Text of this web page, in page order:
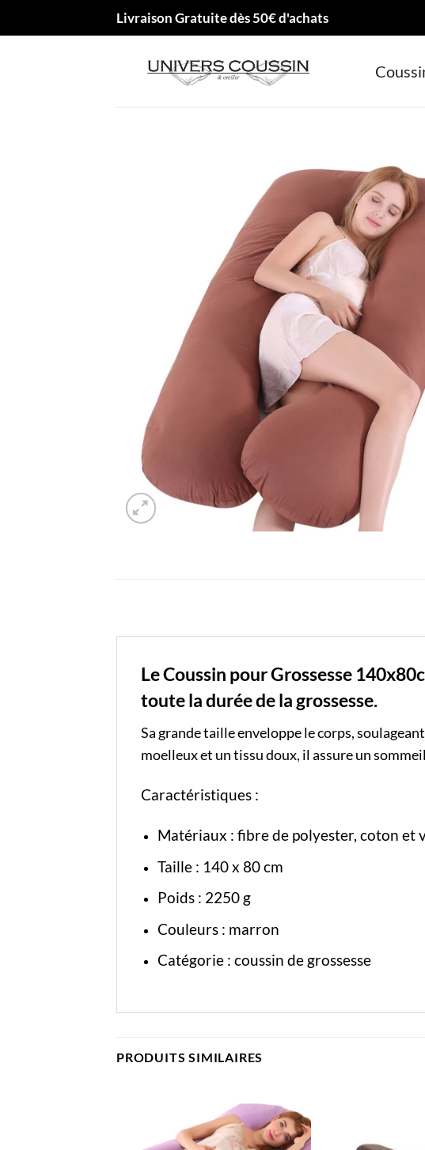
Livraison Gratuite dès 50€ d'achats
Le Coussin pour Grossesse
toute la durée de la grossesse.
Sa grande taille enveloppe le corps,
moelleux et un tissu doux, il assure un
Caractéristiques :
Matériaux : fibre de polyester, coton et
Taille : 140 x 80 cm
Poids : 2250 g
Couleurs : marron
Catégorie : coussin de grossesse
PRODUITS SIMILAIRES